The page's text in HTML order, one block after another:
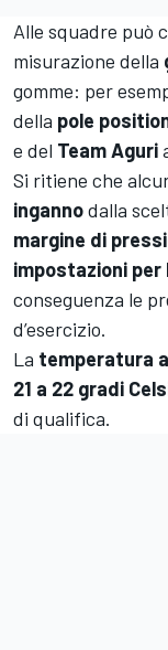
Alle squadre può
misurazione della
gomme: per
della pole
e del Team Aguri
Si ritiene che
ingannodalla
margine di
impostazioni per
conseguenza le
d’esercizio.
La temperatura
21 a 22 gradi
di qualifica.